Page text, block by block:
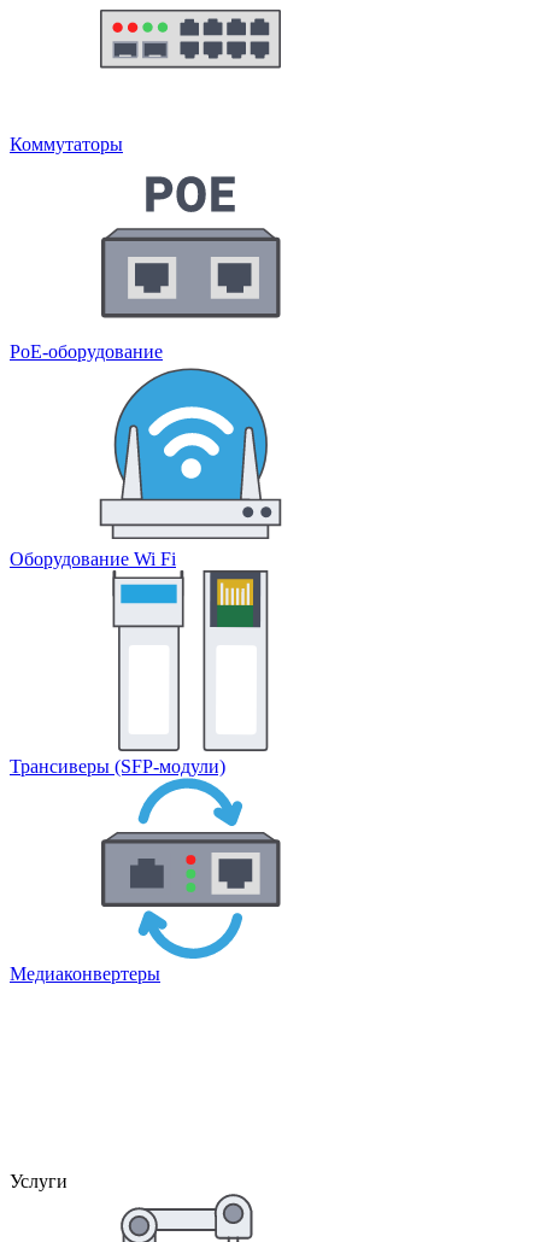
Коммутаторы
PoE-оборудование
Оборудование Wi Fi
Трансиверы (SFP-модули)
Медиаконвертеры
Услуги